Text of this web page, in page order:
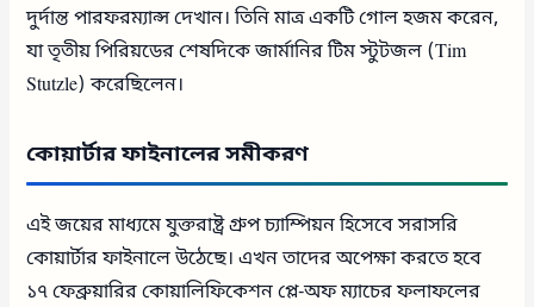
দুর্দান্ত পারফরম্যান্স দেখান। তিনি মাত্র একটি গোল হজম করেন,
যা তৃতীয় পিরিয়ডের শেষদিকে জার্মানির টিম স্টুটজল (Tim
Stutzle) করেছিলেন।
কোয়ার্টার ফাইনালের সমীকরণ
এই জয়ের মাধ্যমে যুক্তরাষ্ট্র গ্রুপ চ্যাম্পিয়ন হিসেবে সরাসরি
কোয়ার্টার ফাইনালে উঠেছে। এখন তাদের অপেক্ষা করতে হবে
১৭ ফেব্রুয়ারির কোয়ালিফিকেশন প্লে-অফ ম্যাচের ফলাফলের